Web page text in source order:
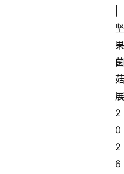
坚
果
菌
菇
展
2
0
2
6